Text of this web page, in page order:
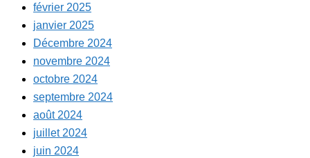
février 2025
janvier 2025
Décembre 2024
novembre 2024
octobre 2024
septembre 2024
août 2024
juillet 2024
juin 2024